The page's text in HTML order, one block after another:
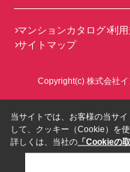
マンションカタログ 利
サイトマップ
Copyright(c) 株式会社
当サイトでは、お客様の当サ
して、クッキー（Cookie）を使
詳しくは、当社の 「Cookieの